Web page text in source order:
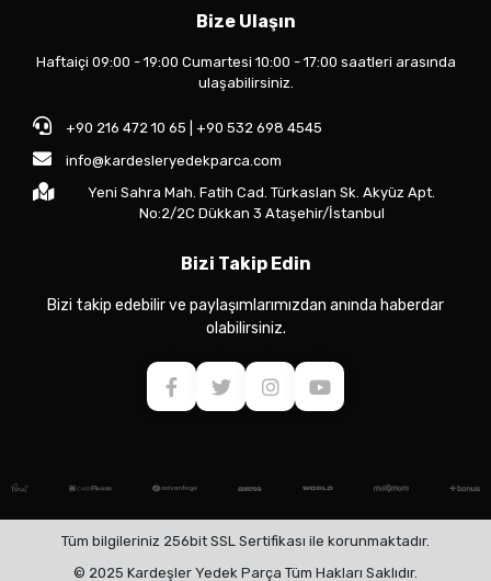
Bize Ulaşın
Haftaiçi 09:00 - 19:00 Cumartesi 10:00 - 17:00 saatleri arasında
ulaşabilirsiniz.
+90 216 472 10 65 | +90 532 698 4545
info@kardesleryedekparca.com
Yeni Sahra Mah. Fatih Cad. Türkaslan Sk. Akyüz Apt.
No:2/2C Dükkan 3 Ataşehir/İstanbul
Bizi Takip Edin
Bizi takip edebilir ve paylaşımlarımızdan anında haberdar
olabilirsiniz.
Tüm bilgileriniz 256bit SSL Sertifikası ile korunmaktadır.
© 2025 Kardeşler Yedek Parça Tüm Hakları Saklıdır.